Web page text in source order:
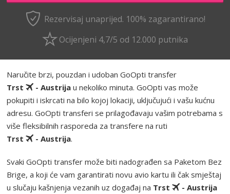
Rezervisaj unaprijed. 100% zagarantirano!
Ocijenjeni 4,7/5 od 12.000 putnika
Naručite brzi, pouzdan i udoban GoOpti transfer
Trst
- Austrija u nekoliko minuta. GoOpti vas može
pokupiti i iskrcati na bilo kojoj lokaciji, uključujući i vašu kućnu
adresu. GoOpti transferi se prilagođavaju vašim potrebama s
više fleksibilnih rasporeda za transfere na ruti
Trst
- Austrija.
Svaki GoOpti transfer može biti nadograđen sa Paketom Bez
Brige, a koji će vam garantirati novu avio kartu ili čak smještaj
u slučaju kašnjenja vezanih uz događaj na Trst
- Austrija